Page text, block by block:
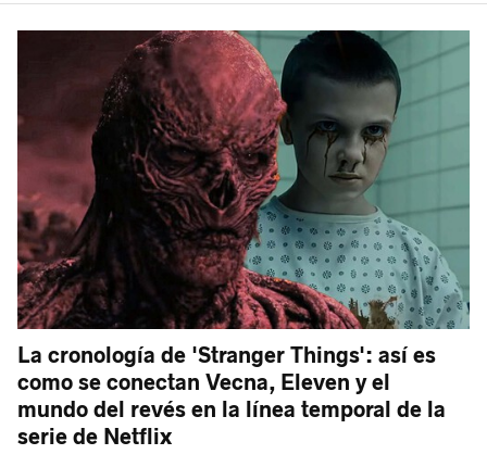
La cronología de 'Stranger Things': así es
como se conectan Vecna, Eleven y el
mundo del revés en la línea temporal de la
serie de Netflix